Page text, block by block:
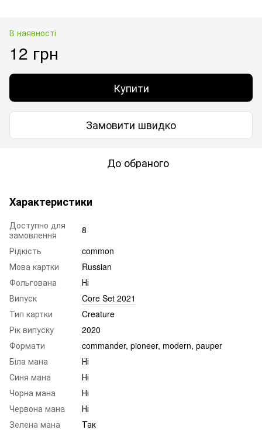
В наявності
12 грн
Купити
Замовити швидко
До обраного
Характеристики
Доступно для
замовлення
8
Рідкість
common
Мова картки
Russian
Фольгована
Ні
Випуск
Core Set 2021
Тип картки
Creature
Рік випуску
2020
Формати
commander, pioneer, modern, pauper
Біла мана
Ні
Синя мана
Ні
Чорна мана
Ні
Червона мана
Ні
Зелена мана
Так